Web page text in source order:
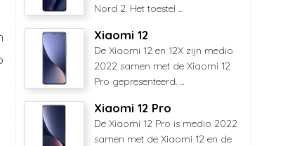
Nord 2. Het toestel ...
Xiaomi 12
De Xiaomi 12 en 12X zijn medio
2022 samen met de Xiaomi 12
Pro gepresenteerd. ...
Xiaomi 12 Pro
De Xiaomi 12 Pro is medio 2022
samen met de Xiaomi 12 en de